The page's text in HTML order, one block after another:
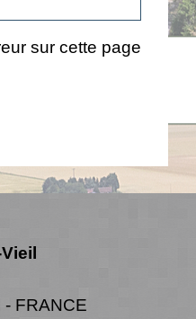
sur cette page
FRANCE